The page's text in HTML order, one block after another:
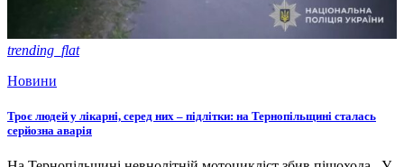
trending_flat
Новини
Троє людей у лікарні, серед них – підлітки: на Тернопільщині сталась
серйозна аварія